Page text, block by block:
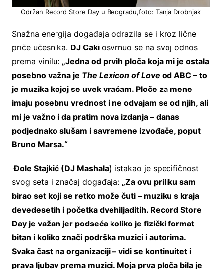
Održan Record Store Day u Beogradu,foto: Tanja Drobnjak
Snažna energija događaja odrazila se i kroz lične
priče učesnika. DJ Caki osvrnuo se na svoj odnos
prema vinilu: „Jedna od prvih ploča koja mi je ostala
posebno važna je The Lexicon of Love od ABC – to
je muzika kojoj se uvek vraćam. Ploče za mene
imaju posebnu vrednost i ne odvajam se od njih, ali
mi je važno i da pratim nova izdanja – danas
podjednako slušam i savremene izvođače, poput
BrunoMarsa.“
Đole Stajkić (DJ Mashala) istakao je specifičnost
svog seta i značaj događaja: „Za ovu priliku sam
birao set koji se retko može čuti – muziku s kraja
devedesetih i početka dvehiljaditih. Record Store
Day je važan jer podseća koliko je fizički format
bitan i koliko znači podrška muzici i autorima.
Svaka čast na organizaciji – vidi se kontinuitet i
prava ljubav prema muzici. Moja prva ploča bila je